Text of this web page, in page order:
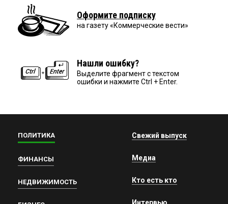
Оформите подписку
на газету «Коммерческие вести»
Нашли ошибку?
Выделите фрагмент с текстом
ошибки и нажмите Ctrl + Enter.
ПОЛИТИКА
ФИНАНСЫ
НЕДВИЖИМОСТЬ
Свежий выпуск
Медиа
Кто есть кто